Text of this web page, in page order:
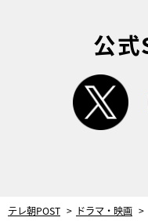
公式
テレ朝POST ドラマ・映画